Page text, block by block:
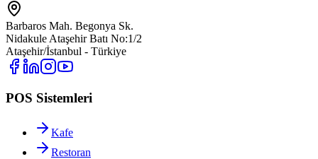
Barbaros Mah. Begonya Sk.
Nidakule Ataşehir Batı No:1/2
Ataşehir/İstanbul - Türkiye
POS Sistemleri
Kafe
Restoran